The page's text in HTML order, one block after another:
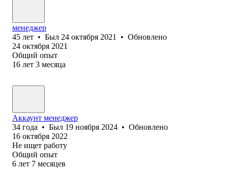
менеджер
45 лет • Был 24 октября 2021 • Обновлено
24 октября 2021
Общий опыт
16 лет 3 месяца
Аккаунт менеджер
34 года • Был 19 ноября 2024 • Обновлено
16 октября 2022
Не ищет работу
Общий опыт
6 лет 7 месяцев